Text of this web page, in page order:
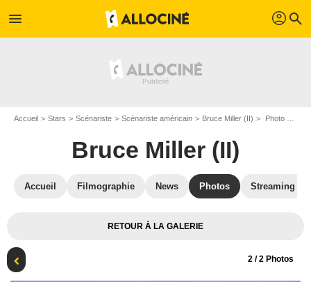
menu profil search
Accueil Stars Scénariste Scénariste américain Bruce Miller (II) Photo promotionnelle Bruce Miller (II), Elisabeth Moss
Bruce Miller (II)
Accueil Filmographie News Photos Streaming
RETOUR À LA GALERIE
2 / 2 Photos